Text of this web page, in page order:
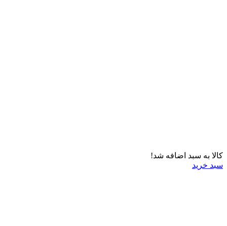
کالا به سبد اضافه شد!
سبد خرید